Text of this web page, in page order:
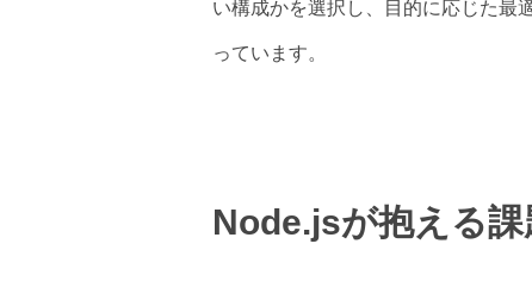
い構成かを選択し、目的に応じた最
っています。
Node.jsが抱える課